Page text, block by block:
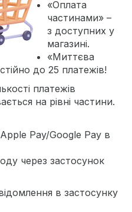
«Оплата
частинами» –
з доступних у
магазині.
«Миттєва
до 25 платежів!
платежів
на рівні частини.
Pay/Google Pay в
через застосунок
в застосунку